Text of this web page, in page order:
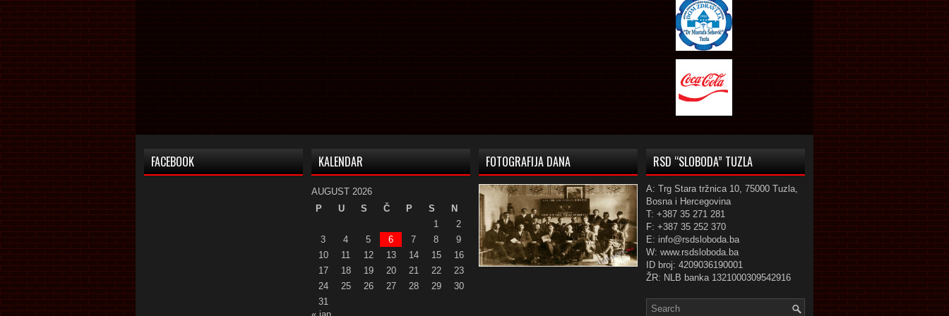
FACEBOOK KALENDAR
AUGUST 2026
P
U S Č P S
N
1
2
3
4 5 6 7 8
9
10
11 12 13 14 15
16
17
18 19 20 21 22
23
24
25 26 27 28 29
30
31
FOTOGRAFIJA DANA RSD “SLOBODA” TUZLA
A: Trg Stara tržnica 10, 75000 Tuzla,
Bosna i Hercegovina
T: +387 35 271 281
F: +387 35 252 370
E: info@rsdsloboda.ba
W: www.rsdsloboda.ba
ID broj: 4209036190001
ŽR: NLB banka 1321000309542916